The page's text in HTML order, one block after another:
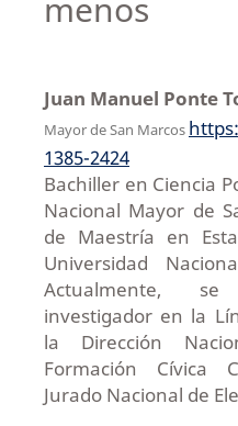
menos
Juan Manuel Ponte
Mayor de San Marcos
1385-2424
Bachiller en Ciencia
Nacional Mayor de
de Maestría en
Universidad
Actualmente,
investigador en la
la Dirección
Formación Cívica
Jurado Nacional de